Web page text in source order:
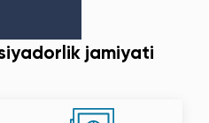
jamiyati